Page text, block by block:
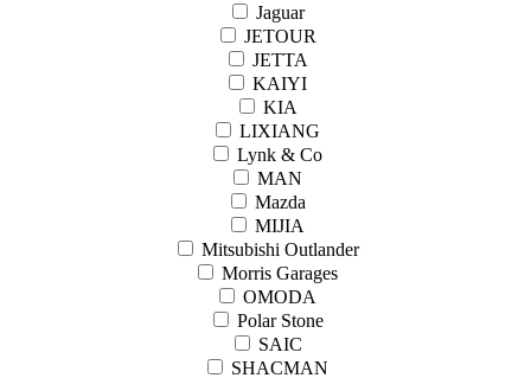
Jaguar
JETOUR
JETTA
KAIYI
KIA
LIXIANG
Lynk & Co
MAN
Mazda
MIJIA
Mitsubishi Outlander
Morris Garages
OMODA
Polar Stone
SAIC
SHACMAN